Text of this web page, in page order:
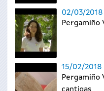
02/03/2018
Pergamiño
15/02/2018
Pergamiño